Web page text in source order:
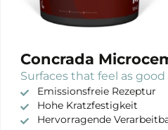
Concrada
Surfaces that feel as
Emissionsfreie Rezeptur
Hohe Kratzfestigkeit
Hervorragende